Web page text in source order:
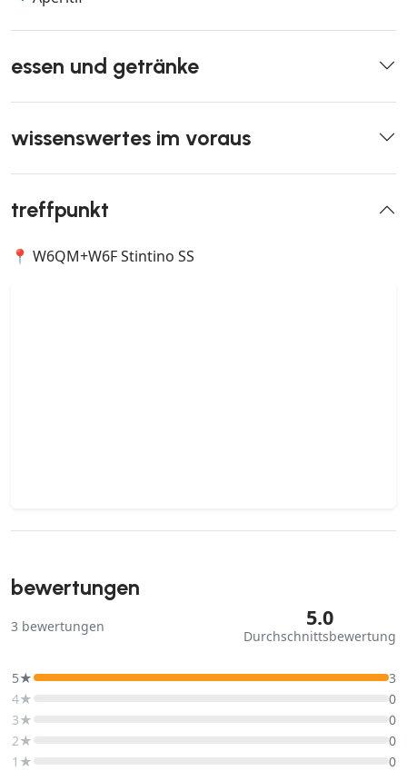
essen und getränke
wissenswertes im voraus
treffpunkt
📍 W6QM+W6F Stintino SS
bewertungen
3 bewertungen 5.0
Durchschnittsbewertung
5★
3
4★
0
3★
0
2★
0
1★
0